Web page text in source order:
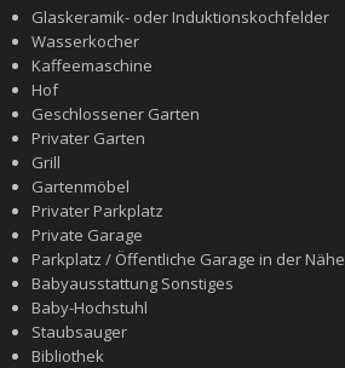
Glaskeramik- oder Induktionskochfelder
Wasserkocher
Kaffeemaschine
Hof
Geschlossener Garten
Privater Garten
Grill
Gartenmöbel
Privater Parkplatz
Private Garage
Parkplatz / Öffentliche Garage in der Nähe
Babyausstattung Sonstiges
Baby-Hochstuhl
Staubsauger
Bibliothek